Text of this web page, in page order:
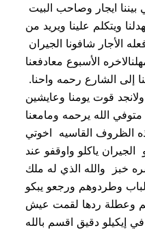
ايجار وصاحب البيت
ويتكلم علينا ويريد من
الأجار شافونا الجيران
الأسبوع معادفعنا
إلى الشارع رحمه واحنا.
قوت يومنا وعايشين
متوفي الله يرحمه ومامعنا
الظروف القاسيه اخوتي
ياكلو واوقفو عند
خبز والله الذي له ملك
وطردوهم ورجعو یبکو
وعطلة ردها لقمت عیش
إيكيلو دقيق اقسم بالله